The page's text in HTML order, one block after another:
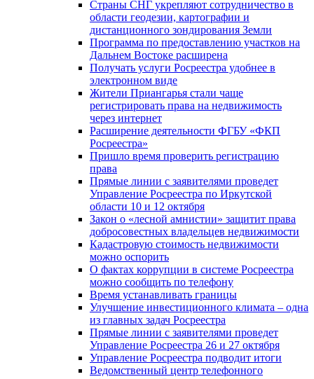
Страны СНГ укрепляют сотрудничество в
области геодезии, картографии и
дистанционного зондирования Земли
Программа по предоставлению участков на
Дальнем Востоке расширена
Получать услуги Росреестра удобнее в
электронном виде
Жители Приангарья стали чаще
регистрировать права на недвижимость
через интернет
Расширение деятельности ФГБУ «ФКП
Росреестра»
Пришло время проверить регистрацию
права
Прямые линии с заявителями проведет
Управление Росреестра по Иркутской
области 10 и 12 октября
Закон о «лесной амнистии» защитит права
добросовестных владельцев недвижимости
Кадастровую стоимость недвижимости
можно оспорить
О фактах коррупции в системе Росреестра
можно сообщить по телефону
Время устанавливать границы
Улучшение инвестиционного климата – одна
из главных задач Росреестра
Прямые линии с заявителями проведет
Управление Росреестра 26 и 27 октября
Управление Росреестра подводит итоги
Ведомственный центр телефонного